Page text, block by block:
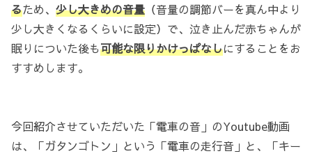
るため、 少し大きめの音量 （音量の調節バーを真ん中より
少し大きくなるくらいに設定）で、泣き止んだ赤ちゃんが
眠りについた後も可能な限りかけっぱなしにすることをお
すすめします。
今回紹介させていただいた「電車の音」のYoutube動画
は、「ガタンゴトン」という「電車の走行音」と、「キー